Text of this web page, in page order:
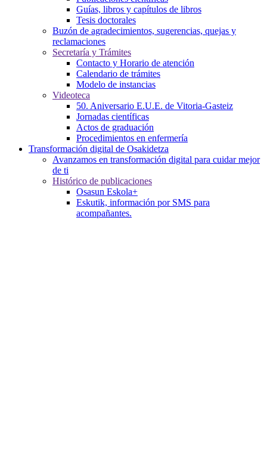
Guías, libros y capítulos de libros
Tesis doctorales
Buzón de agradecimientos, sugerencias, quejas y
reclamaciones
Secretaría y Trámites
Contacto y Horario de atención
Calendario de trámites
Modelo de instancias
Videoteca
50. Aniversario E.U.E. de Vitoria-Gasteiz
Jornadas científicas
Actos de graduación
Procedimientos en enfermería
Transformación digital de Osakidetza
Avanzamos en transformación digital para cuidar mejor
de ti
Histórico de publicaciones
Osasun Eskola+
Eskutik, información por SMS para
acompañantes.